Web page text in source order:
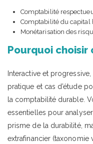
Comptabilité
Comptabilité du capital
Monétarisation des
Pourquoi
Interactive et
pratique et cas d’étude
la comptabilité durable.
essentielles pour
prisme de la durabilité,
extrafinancier (taxonomie